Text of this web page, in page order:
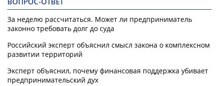
За неделю рассчитаться. Может ли предприниматель
законно требовать долг до суда
Российский эксперт объяснил смысл закона о комплексном
развитии территорий
Эксперт объяснил, почему финансовая поддержка убивает
предпринимательский дух